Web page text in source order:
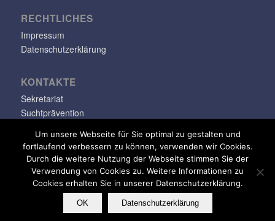
RECHT­LI­CHES
Impressum
Datenschutzerklärung
KONTAKTE
Sekretariat
Suchtprävention
info@klara-oppenheimer-schule.de
© Copyright - Klara-Oppenheimer-Schule
Um unsere Webseite für Sie optimal zu gestalten und
fortlaufend verbessern zu können, verwenden wir Cookies.
Durch die weitere Nutzung der Webseite stimmen Sie der
Verwendung von Cookies zu. Weitere Informationen zu
Cookies erhalten Sie in unserer Datenschutzerklärung.
OK Datenschutzerklärung